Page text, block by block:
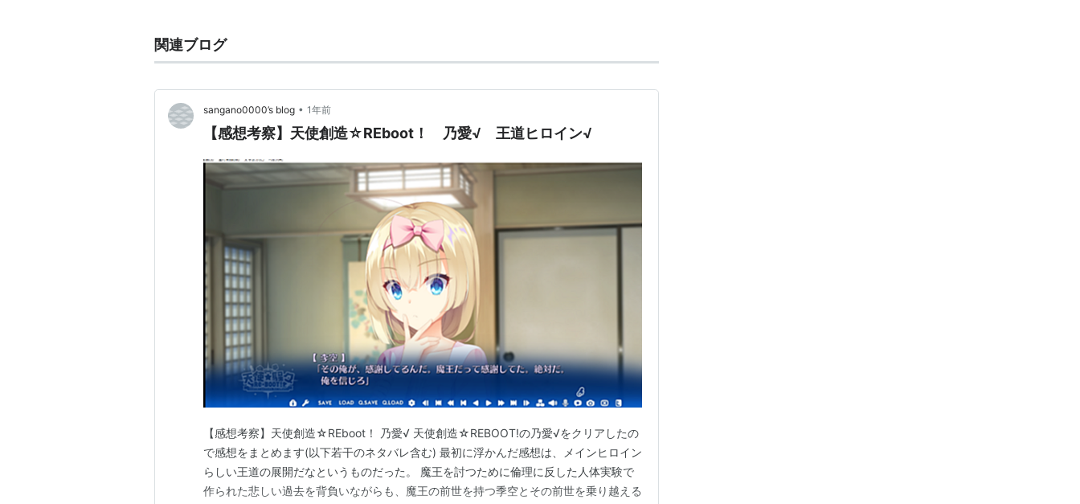
関連ブログ
sangano0000’s blog • 1年前
【感想考察】天使創造☆REboot！ 乃愛√ 王道ヒロイン√
【感想考察】天使創造☆REboot！ 乃愛√ 天使創造☆REBOOT!の乃愛√をクリアしたの
で感想をまとめます(以下若干のネタバレ含む) 最初に浮かんだ感想は、メインヒロイン
らしい王道の展開だなというものだった。 魔王を討つために倫理に反した人体実験で
作られた悲しい過去を背負いながらも、魔王の前世を持つ季空とその前世を乗り越える